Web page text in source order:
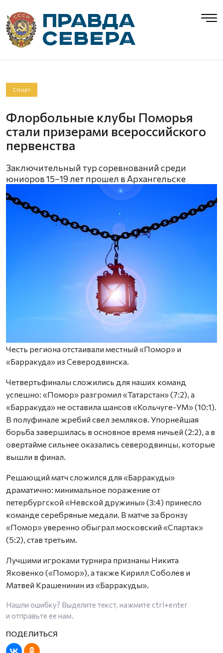
Спорт
Флорбольные клубы Поморья
стали призерами всероссийского
первенства
Заключительный тур соревнований среди
юниоров 15–19 лет прошел в Архангельске
Честь региона отстаивали местный «Помор» и
«Барракуда» из Северодвинска.
Четвертьфиналы сложились для наших команд
успешно: «Помор» разгромил «Татарстан» (7:2), а
«Барракуда» не оставила шансов «Кольчуге-УМ» (10:1).
В полуфинале жребий свел земляков. Упорнейшая
борьба завершилась в основное время ничьей (2:2), а в
овертайме сильнее оказались северодвинцы, которые
вышли в финал.
Решающий матч сложился для «Барракуды»
драматично: минимальное поражение от
петербургской «Невской дружины» (3:4) принесло
команде серебряные медали. В матче за бронзу
«Помор» уверенно обыграл московский «Спартак»
(5:2), став третьим.
Лучшими игроками турнира признаны Никита
Яковенко («Помор»), а также Кирилл Соболев и
Матвей Крашенинин из «Барракуды».
Нашли ошибку? Выделите текст, нажмите ctrl+enter
и отправьте ее нам.